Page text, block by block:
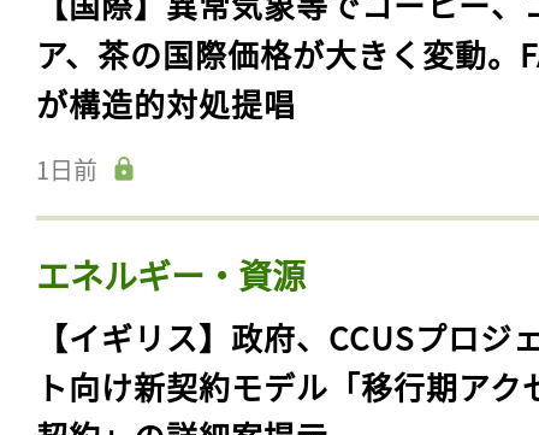
ア、茶の国際価格が大きく変動。
が構造的対処提唱
1日前
エネルギー・資源
【イギリス】政府、CCUSプロジ
ト向け新契約モデル「移行期アク